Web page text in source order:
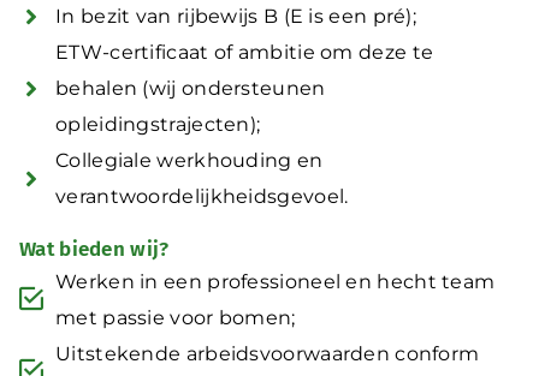
In bezit van rijbewijs B (E is een pré);
ETW-certificaat of ambitie om deze te
behalen (wij ondersteunen
opleidingstrajecten);
Collegiale werkhouding en
verantwoordelijkheidsgevoel.
Wat bieden wij?
Werken in een professioneel en hecht team
met passie voor bomen;
Uitstekende arbeidsvoorwaarden conform